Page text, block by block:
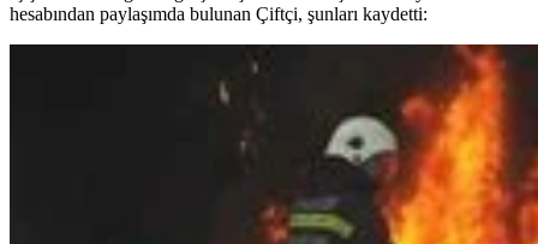
hesabından paylaşımda bulunan Çiftçi, şunları kaydetti: